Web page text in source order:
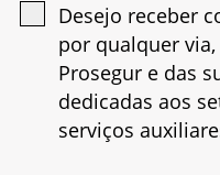
Desejo receber
por qualquer
Prosegur e das
dedicadas aos
serviços